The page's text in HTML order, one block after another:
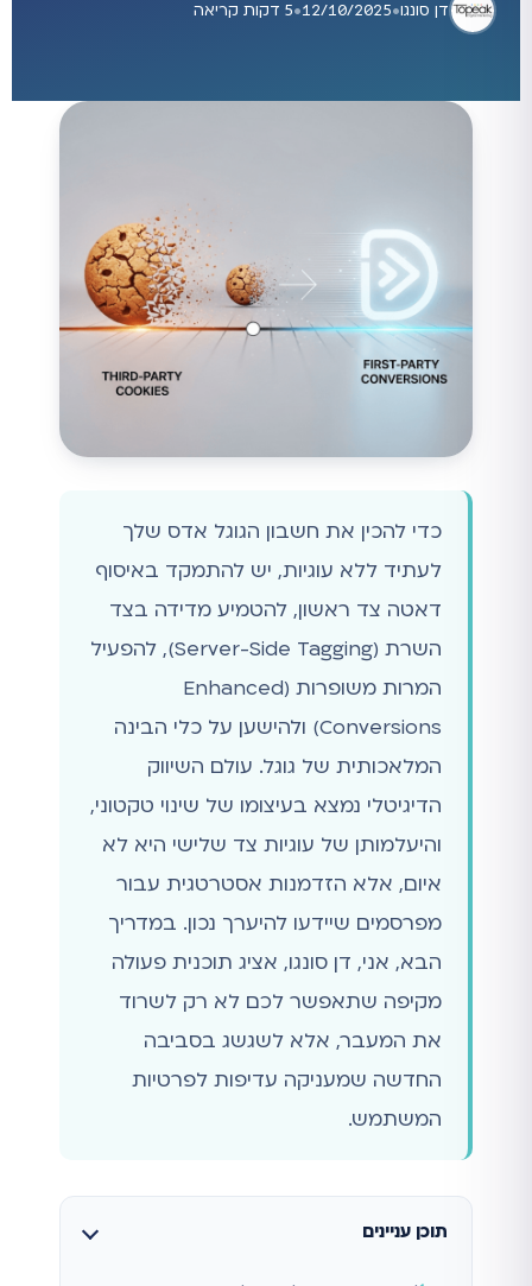
דן סונגו•
12/10/2025
•5 דקות קריאה
כדי להכין את חשבון הגוגל אדס שלך
לעתיד ללא עוגיות, יש להתמקד באיסוף
דאטה צד ראשון, להטמיע מדידה בצד
השרת (Server-Side Tagging), להפעיל
המרות משופרות (Enhanced
Conversions) ולהישען על כלי הבינה
המלאכותית של גוגל. עולם השיווק
הדיגיטלי נמצא בעיצומו של שינוי טקטוני,
והיעלמותן של עוגיות צד שלישי היא לא
איום, אלא הזדמנות אסטרטגית עבור
מפרסמים שיידעו להיערך נכון. במדריך
הבא, אני, דן סונגו, אציג תוכנית פעולה
מקיפה שתאפשר לכם לא רק לשרוד
את המעבר, אלא לשגשג בסביבה
החדשה שמעניקה עדיפות לפרטיות
המשתמש.
תוכן עניינים